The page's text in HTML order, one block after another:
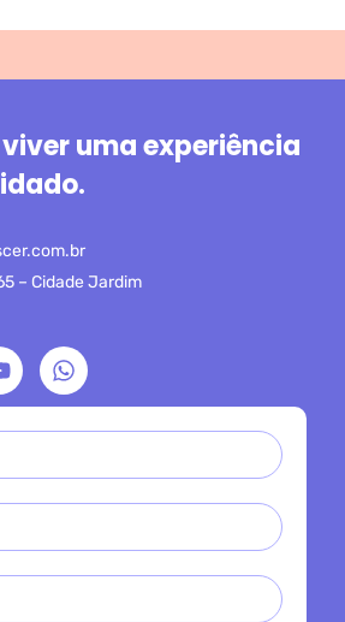
uma experiência
– Cidade Jardim